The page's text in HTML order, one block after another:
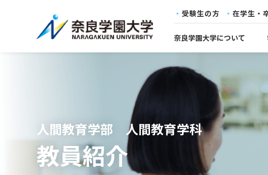
受験生の方 在学生・
奈良学園大学について
人間教育学部 人間教育学科
教員紹介